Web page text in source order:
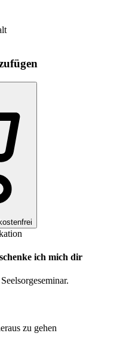
kostenfrei
ich mich dir
zu gehen